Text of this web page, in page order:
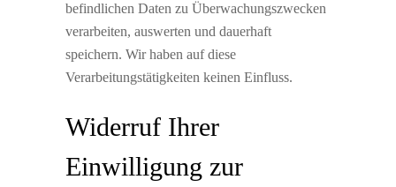
befindlichen Daten zu Überwachungszwecken
verarbeiten, auswerten und dauerhaft
speichern. Wir haben auf diese
Verarbeitungstätigkeiten keinen Einfluss.
Widerruf Ihrer
Einwilligung zur